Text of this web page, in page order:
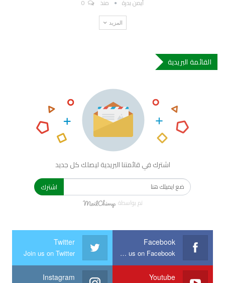
أيمن بدرة منذ
المزيد
القائمة البريدية
اشترك في قائمتنا البريدية ليصلك كل جديد
اشترك
تم بواسطة
Facebook
Join us on Facebook
Twitter
Join us on Twitter
Youtube
Instagram